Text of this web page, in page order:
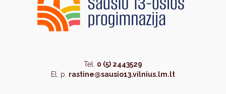
Tel. 0 (5) 2443529
El. p. rastine@sausio13.vilnius.lm.lt